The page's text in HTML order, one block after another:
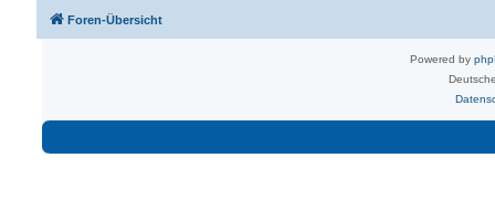
Foren-Übersicht
Powered by